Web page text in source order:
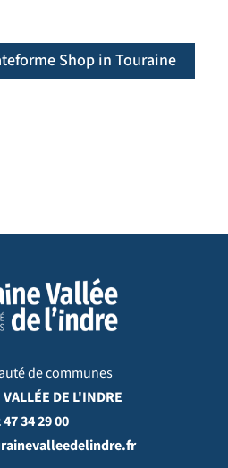
Shop in Touraine
de communes
DE L'INDRE
47 34 29 00